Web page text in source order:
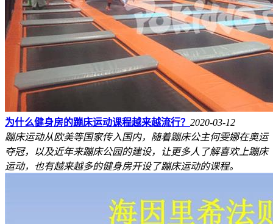
为什么健身房的蹦床运动课程越来越流行？ 2020-03-12
蹦床运动从欧美等国家传入国内，随着蹦床公主何雯娜在奥运
夺冠，以及近年来蹦床公园的建设，让更多人了解喜欢上蹦床
运动，也有越来越多的健身房开设了蹦床运动的课程。